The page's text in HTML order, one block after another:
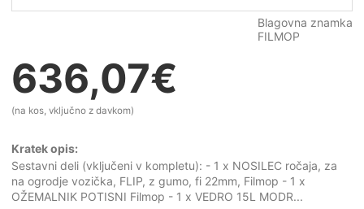
Blagovna znamka
FILMOP
636,07€
(na kos, vključno z davkom)
Kratek opis:
Sestavni deli (vključeni v kompletu): - 1 x NOSILEC ročaja, za
na ogrodje vozička, FLIP, z gumo, fi 22mm, Filmop - 1 x
OŽEMALNIK POTISNI Filmop - 1 x VEDRO 15L MODR...